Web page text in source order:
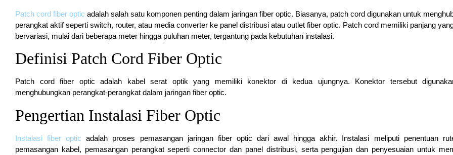
Patch cord fiber optic adalah salah satu komponen penting dalam jaringan fiber optic. Biasanya, patch cord digunakan untuk
perangkat aktif seperti switch, router, atau media converter ke panel distribusi atau outlet fiber optic. Patch cord memiliki panjang
bervariasi, mulai dari beberapa meter hingga puluhan meter, tergantung pada kebutuhan instalasi.
Definisi Patch Cord Fiber Optic
Patch cord fiber optic adalah kabel serat optik yang memiliki konektor di kedua ujungnya. Konektor tersebut
menghubungkan perangkat-perangkat dalam jaringan fiber optic.
Pengertian Instalasi Fiber Optic
Instalasi fiber optic adalah proses pemasangan jaringan fiber optic dari awal hingga akhir. Instalasi meliputi penentuan
pemasangan kabel, pemasangan perangkat seperti connector dan panel distribusi, serta pengujian dan penyesuaian untuk